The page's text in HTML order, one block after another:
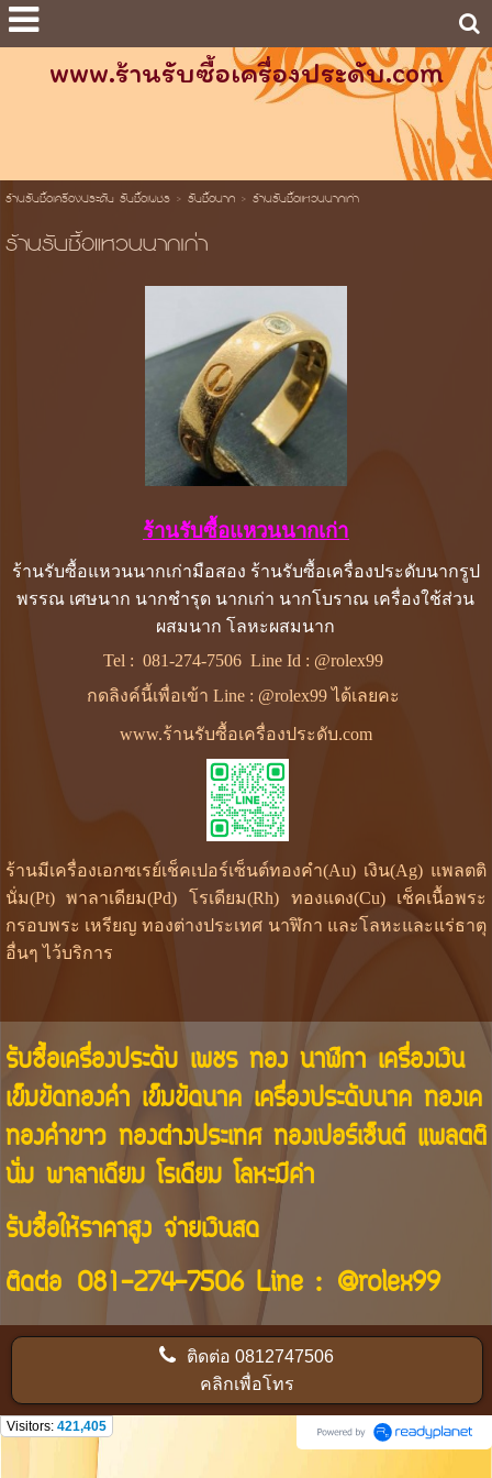
www.ร้านรับซื้อเครื่องประดับ.com
ร้านรับซื้อเครื่องประดับ รับซื้อเพชร> รับซื้อนาก> ร้านรับซื้อแหวนนากเก่า
ร้านรับซื้อแหวนนากเก่า
ร้านรับซื้อแหวนนากเก่า
ร้านรับซื้อแหวนนากเก่ามือสอง ร้านรับซื้อเครื่องประดับนากรูป
พรรณ เศษนาก นากชำรุด นากเก่า นากโบราณ เครื่องใช้ส่วน
ผสมนาก โลหะผสมนาก
Tel :081-274-7506 Line Id : @rolex99
กดลิงค์นี้เพื่อเข้า Line : @rolex99 ได้เลยคะ
www.ร้านรับซื้อเครื่องประดับ.com
ร้านมีเครื่องเอกซเรย์เช็คเปอร์เซ็นต์ทองคำ(Au) เงิน(Ag) แพลตติ
นั่ม(Pt) พาลาเดียม(Pd) โรเดียม(Rh) ทองแดง(Cu) เช็คเนื้อพระ
กรอบพระ เหรียญ ทองต่างประเทศ นาฬิกา และโลหะและแร่ธาตุ
อื่นๆ ไว้บริการ
รับซื้อเครื่องประดับ เพชร ทอง นาฬิกา เครื่องเงิน
เข็มขัดทองคำ เข็มขัดนาค เครื่องประดับนาค ทองเค
ทองคำขาว ทองต่างประเทศ ทองเปอร์เซ็นต์ แพลตติ
นั่ม พาลาเดียม โรเดียม โลหะมีค่า
รับซื้อให้ราคาสูง จ่ายเงินสด
ติดต่อ 081-274-7506Line : @rolex99
ติดต่อ0812747506
คลิกเพื่อโทร
Visitors: 421,405